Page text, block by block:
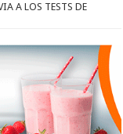
A LOS TESTS DE